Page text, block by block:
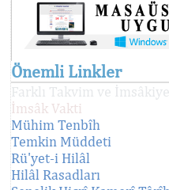
Önemli Linkler
Farklı Takvim ve
İmsâk Vakti
Mühim Tenbîh
Temkin Müddeti
Rü'yet-i Hilâl
Hilâl Rasadları